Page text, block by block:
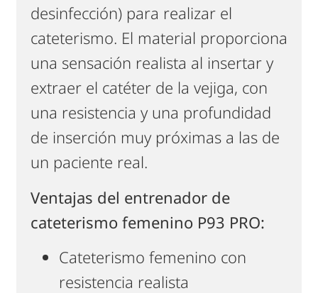
desinfección) para realizar el
cateterismo. El material proporciona
una sensación realista al insertar y
extraer el catéter de la vejiga, con
una resistencia y una profundidad
de inserción muy próximas a las de
un paciente real.
Ventajas del entrenador de
cateterismo femenino P93 PRO:
Cateterismo femenino con
resistencia realista